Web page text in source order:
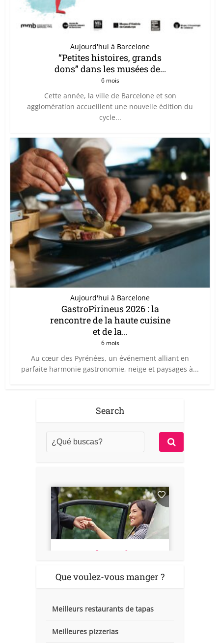
Aujourd'hui à Barcelone
“Petites histoires, grands
dons” dans les musées de...
6 mois
Cette année, la ville de Barcelone et son
agglomération accueillent une nouvelle édition du
cycle...
Aujourd'hui à Barcelone
GastroPirineus 2026 : la
rencontre de la haute cuisine
et de la...
6 mois
Au cœur des Pyrénées, un événement alliant en
parfaite harmonie gastronomie, neige et paysages à...
Search
Que voulez-vous manger ?
Meilleurs restaurants de tapas
Meilleures pizzerias